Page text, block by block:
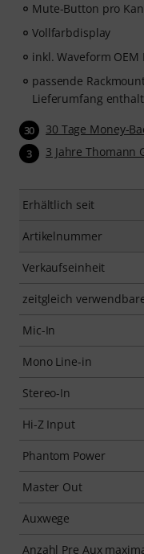
Mute-Button pro
Vollfarbdisplay
inkl. Waveform OEM
passende
Lieferumfang
30 30 Tage Money-
3 3 Jahre Thomann
Erhältlich seit
Artikelnummer
Verkaufseinheit
zeitgleich
Mic-In
Mono Line-in
Stereo-In
Hi-Z Input
Phantom Power
Master Out
Auxwege
Anzahl Pre Aux